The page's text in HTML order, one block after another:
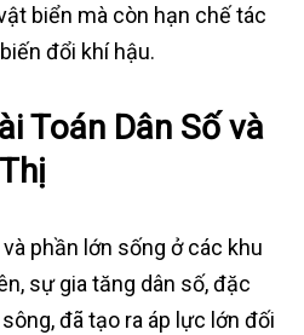
biển mà còn hạn chế tác
đổi khí hậu.
Toán Dân Số và
phần lớn sống ở các khu
sự gia tăng dân số, đặc
đã tạo ra áp lực lớn đối